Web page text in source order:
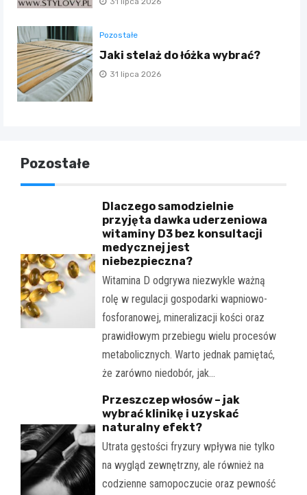
Pozostałe
Jaki stelaż do łóżka wybrać?
31 lipca 2026
Pozostałe
Dlaczego samodzielnie
przyjęta dawka uderzeniowa
witaminy D3 bez konsultacji
medycznej jest
niebezpieczna?
Witamina D odgrywa niezwykle ważną
rolę w regulacji gospodarki wapniowo-
fosforanowej, mineralizacji kości oraz
prawidłowym przebiegu wielu procesów
metabolicznych. Warto jednak pamiętać,
że zarówno niedobór, jak…
Przeszczep włosów – jak
wybrać klinikę i uzyskać
naturalny efekt?
Utrata gęstości fryzury wpływa nie tylko
na wygląd zewnętrzny, ale również na
codzienne samopoczucie oraz pewność